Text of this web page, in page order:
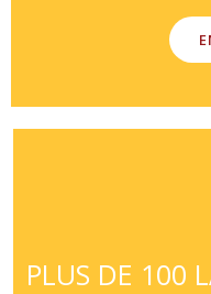
PLUS DE 100